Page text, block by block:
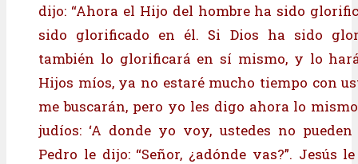
dijo: “Ahora el Hijo del hombre ha sido
sido glorificado en él. Si Dios ha sido
también lo glorificará en sí mismo, y lo
Hijos míos, ya no estaré mucho tiempo con
me buscarán, pero yo les digo ahora lo
judíos: ‘A donde yo voy, ustedes no pueden
Pedro le dijo: “Señor, ¿adónde vas?”. Jesús